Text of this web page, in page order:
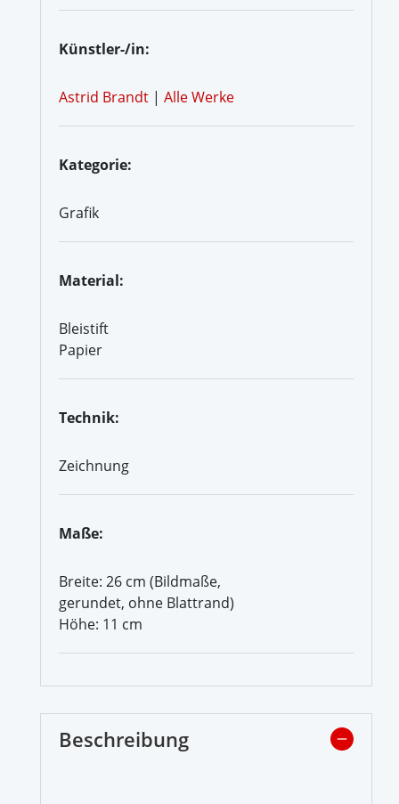
Künstler-/in:
Astrid Brandt | Alle Werke
Kategorie:
Grafik
Material:
Bleistift
Papier
Technik:
Zeichnung
Maße:
Breite: 26 cm (Bildmaße,
gerundet, ohne Blattrand)
Höhe: 11 cm
Beschreibung